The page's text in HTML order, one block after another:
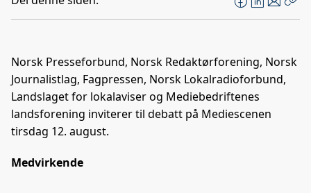
F
a
e
b
o
o
L
i
k
e
d
I
E
-
o
s
Norsk Presseforbund, Norsk Redaktørforening, Norsk
Journalistlag, Fagpressen, Norsk Lokalradioforbund,
Landslaget for lokalaviser og Mediebedriftenes
landsforening inviterer til debatt på Mediescenen
tirsdag 12. august.
Medvirkende